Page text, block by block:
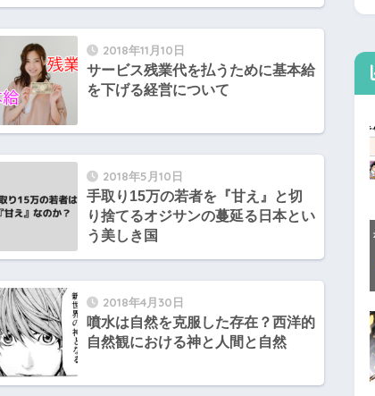
2018年11月10日
サービス残業代を払うために基本給
を下げる経営について
2018年5月10日
手取り15万の若者を『甘え』と切
り捨てるオジサンの蔓延る日本とい
う美しき国
2018年4月30日
噴水は自然を克服した存在？西洋的
自然観における神と人間と自然